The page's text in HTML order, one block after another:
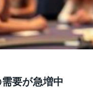
要が急増中